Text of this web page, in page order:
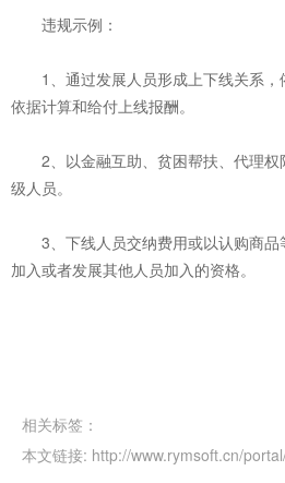
违规示例：
1、通过发展人员形成上下线关系，
依据计算和给付上线报酬。
2、以金融互助、贫困帮扶、代理权
级人员。
3、下线人员交纳费用或以认购商品
加入或者发展其他人员加入的资格。
相关标签：
本文链接: http://www.rymsoft.cn/